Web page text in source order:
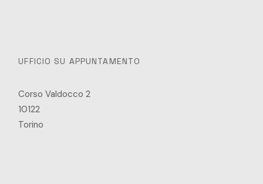
UFFICIO SU APPUNTAMENTO
Corso Valdocco 2
10122
Torino